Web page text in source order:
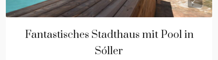
Fantastisches Stadthaus mit Pool in
Sóller